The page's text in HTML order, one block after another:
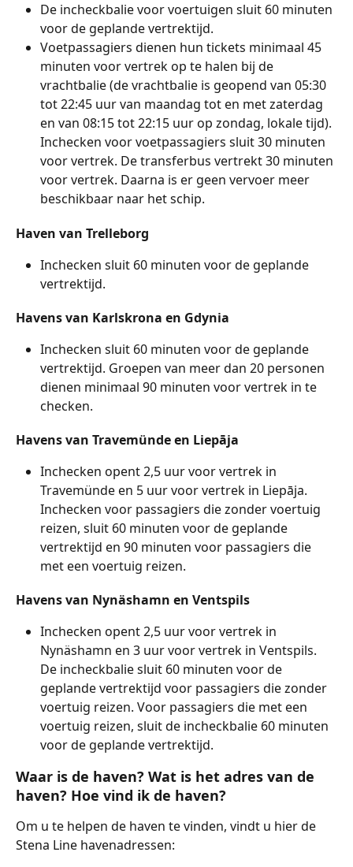
De incheckbalie voor voertuigen sluit 60 minuten
voor de geplande vertrektijd.
Voetpassagiers dienen hun tickets minimaal 45
minuten voor vertrek op te halen bij de
vrachtbalie (de vrachtbalie is geopend van 05:30
tot 22:45 uur van maandag tot en met zaterdag
en van 08:15 tot 22:15 uur op zondag, lokale tijd).
Inchecken voor voetpassagiers sluit 30 minuten
voor vertrek. De transferbus vertrekt 30 minuten
voor vertrek. Daarna is er geen vervoer meer
beschikbaar naar het schip.
Haven van Trelleborg
Inchecken sluit 60 minuten voor de geplande
vertrektijd.
Havens van Karlskrona en Gdynia
Inchecken sluit 60 minuten voor de geplande
vertrektijd. Groepen van meer dan 20 personen
dienen minimaal 90 minuten voor vertrek in te
checken.
Havens van Travemünde en Liepāja
Inchecken opent 2,5 uur voor vertrek in
Travemünde en 5 uur voor vertrek in Liepāja.
Inchecken voor passagiers die zonder voertuig
reizen, sluit 60 minuten voor de geplande
vertrektijd en 90 minuten voor passagiers die
met een voertuig reizen.
Havens van Nynäshamn en Ventspils
Inchecken opent 2,5 uur voor vertrek in
Nynäshamn en 3 uur voor vertrek in Ventspils.
De incheckbalie sluit 60 minuten voor de
geplande vertrektijd voor passagiers die zonder
voertuig reizen. Voor passagiers die met een
voertuig reizen, sluit de incheckbalie 60 minuten
voor de geplande vertrektijd.
Waar is de haven? Wat is het adres van de
haven? Hoe vind ik de haven?
Om u te helpen de haven te vinden, vindt u hier de
Stena Line havenadressen: